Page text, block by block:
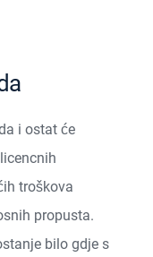
i ostat će
troškova
propusta.
bilo gdje s